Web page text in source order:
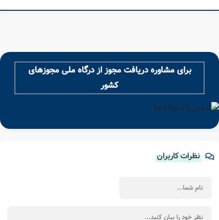
برای مشاوره دریافت مجوز از درگاه ملی مجوزهای
کشور
نظرات کاربران